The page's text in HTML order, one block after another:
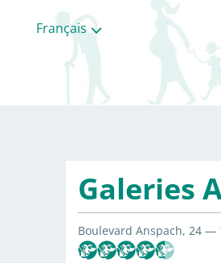
Français
Galeries
Boulevard Anspach, 24 —